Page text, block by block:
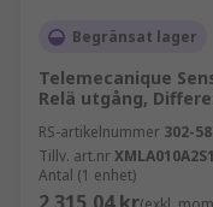
Begränsat lager
Telemecanique
Relä utgång,
RS-artikelnummer 302-
Tillv. art.nr
Antal (1 enhet)